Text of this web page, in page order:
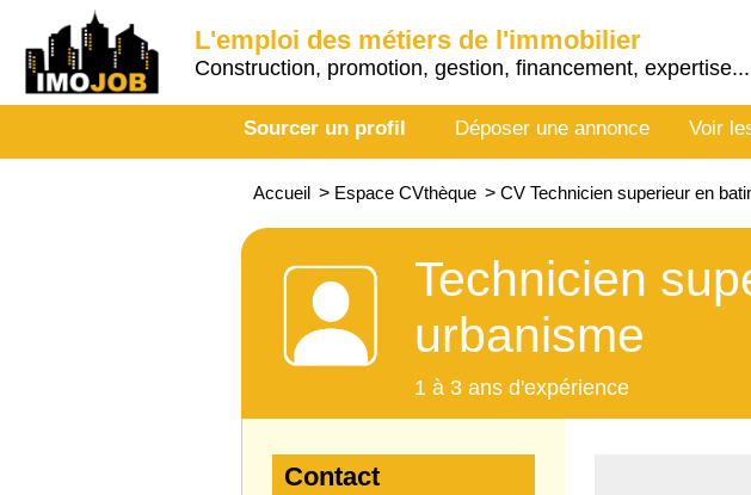
L'emploi des métiers de l'immobilier
Construction, promotion, gestion, financement, expertise...
Sourcer un profil Déposer une annonce Voir
Accueil > Espace CVthèque > CV Technicien superieur en
Technicien
urbanisme
1 à 3 ans d'expérience
Contact